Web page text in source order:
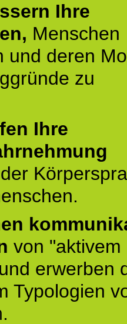
Ihre
Menschen
und deren
zu
Ihre
von "aktivem
erwerben
Typologien